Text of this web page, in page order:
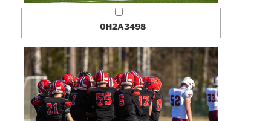
0H2A3498